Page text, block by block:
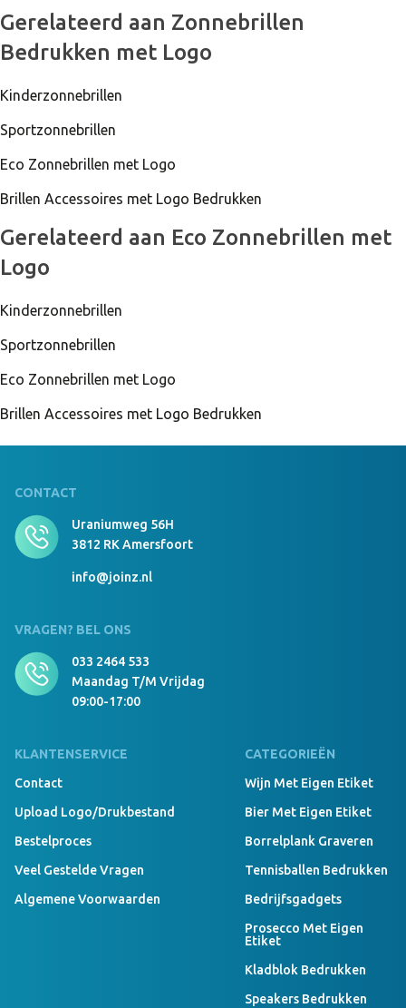
Gerelateerd aan Zonnebrillen
Bedrukken met Logo
Kinderzonnebrillen
Sportzonnebrillen
Eco Zonnebrillen met Logo
Brillen Accessoires met Logo Bedrukken
Gerelateerd aan Eco Zonnebrillen met
Logo
Kinderzonnebrillen
Sportzonnebrillen
Eco Zonnebrillen met Logo
Brillen Accessoires met Logo Bedrukken
CONTACT
Uraniumweg 56H
3812 RK Amersfoort
info@joinz.nl
VRAGEN? BEL ONS
033 2464 533
Maandag T/m Vrijdag
09:00-17:00
KLANTENSERVICE
Contact
Upload Logo/drukbestand
Bestelproces
Veel Gestelde Vragen
Algemene Voorwaarden
CATEGORIEËN
Wijn Met Eigen Etiket
Bier Met Eigen Etiket
Borrelplank Graveren
Tennisballen Bedrukken
Bedrijfsgadgets
Prosecco Met Eigen
Etiket
Kladblok Bedrukken
Speakers Bedrukken